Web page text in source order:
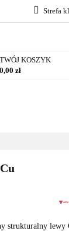
Strefa
TWÓJ KOSZYK
0,00 zł
strukturalny lewy